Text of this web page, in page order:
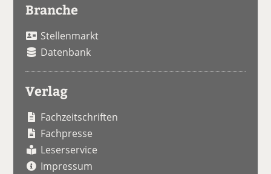
Branche
Stellenmarkt
Datenbank
Verlag
Fachzeitschriften
Fachpresse
Leserservice
Impressum